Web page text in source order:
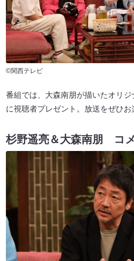
©関西テレビ
番組では、大森南朋が描いたオリ
に視聴者プレゼント。放送をぜひお
杉野遥亮＆大森南朋 コ